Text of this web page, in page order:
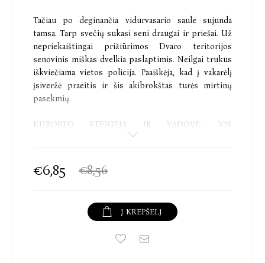
Tačiau po deginančia vidurvasario saule sujunda
tamsa. Tarp svečių sukasi seni draugai ir priešai. Už
nepriekaištingai prižiūrimos Dvaro teritorijos
senovinis miškas dvelkia paslaptimis. Neilgai trukus
iškviečiama vietos policija. Paaiškėja, kad į vakarėlį
įsiveržė praeitis ir šis akibrokštas turės mirtinų
pasekmių.
KURORTO STEIGĖJA IR VADOVĖ, JOS
SUTUOKTINIS ARCHITEKTAS, PAGALBINIS
Visi jie turi savo paslapčių. Taip pat ir planų. Bet ne
Agatha Christie instagramo amžiui.
€6,85 €8,56
Į KREPŠELĮ